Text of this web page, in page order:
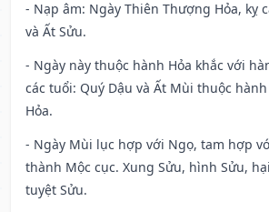
- Nạp âm: Ngày Thiên Thượng Hỏa, kỵ
và Ất Sửu.
- Ngày này thuộc hành Hỏa khắc với
các tuổi: Quý Dậu và Ất Mùi thuộc
Hỏa.
- Ngày Mùi lục hợp với Ngọ, tam hợp
thành Mộc cục. Xung Sửu, hình Sửu,
tuyệt Sửu.